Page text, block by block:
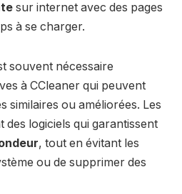
sur internet avec des pages
à se charger.
souvent nécessaire
à CCleaner qui peuvent
similaires ou améliorées. Les
logiciels qui garantissent
, tout en évitant les
ou de supprimer des